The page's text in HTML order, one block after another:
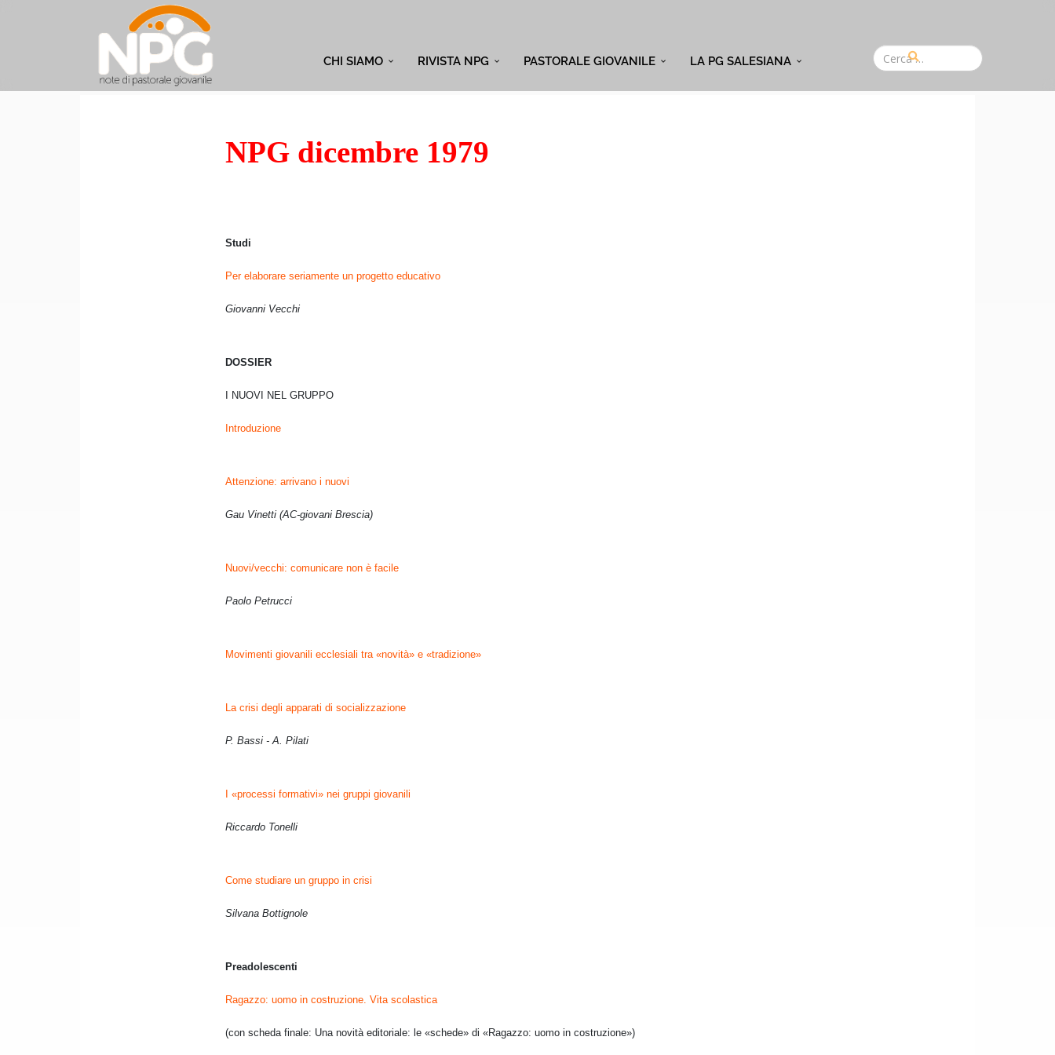
CHI SIAMO RIVISTA NPG PASTORALE GIOVANILE LA PG SALESIANA
NPG dicembre 1979
Studi
Per elaborare seriamente un progetto educativo
Giovanni Vecchi
DOSSIER
I NUOVI NEL GRUPPO
Introduzione
Attenzione: arrivano i nuovi
Gau Vinetti (AC-giovani Brescia)
Nuovi/vecchi: comunicare non è facile
Paolo Petrucci
Movimenti giovanili ecclesiali tra «novità» e «tradizione»
La crisi degli apparati di socializzazione
P. Bassi - A. Pilati
I «processi formativi» nei gruppi giovanili
Riccardo Tonelli
Come studiare un gruppo in crisi
Silvana Bottignole
Preadolescenti
Ragazzo: uomo in costruzione. Vita scolastica
(con scheda finale: Una novità editoriale: le «schede» di «Ragazzo: uomo in costruzione»)